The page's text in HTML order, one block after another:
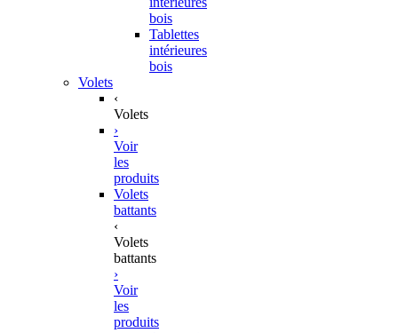
bois
Tablettes
intérieures
bois
Volets
‹
Volets
›
Voir
les
produits
Volets
battants
‹
Volets
battants
›
Voir
les
produits